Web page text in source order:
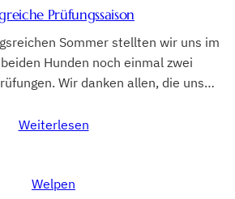
Prüfungssaison
Sommer stellten wir uns im
Hunden noch einmal zwei
Wir danken allen, die uns…
Weiterlesen
Welpen